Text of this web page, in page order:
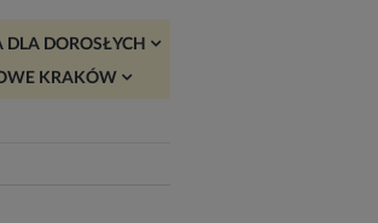
DLA DOROSŁYCH
KRAKÓW